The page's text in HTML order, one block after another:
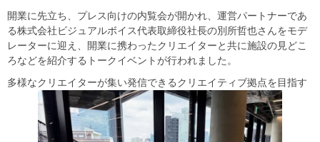
開業に先立ち、プレス向けの内覧会が開かれ、運営パートナーであ
る株式会社ビジュアルボイス代表取締役社長の別所哲也さんをモデ
レーターに迎え、開業に携わったクリエイターと共に施設の見どこ
ろなどを紹介するトークイベントが行われました。
多様なクリエイターが集い発信できるクリエイティブ拠点を目指す